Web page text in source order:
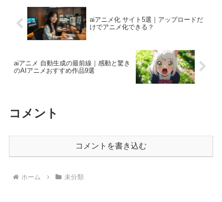
aiアニメ化 サイト5選｜アップロードだ
けでアニメ化できる？
aiアニメ 自動生成の最前線｜感動と驚き
のAIアニメおすすめ作品9選
コメント
コメントを書き込む
ホーム 未分類